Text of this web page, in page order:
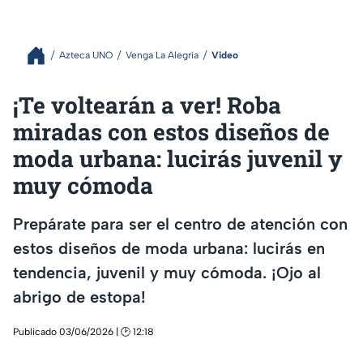
Azteca UNO Venga La Alegría Video
¡Te voltearán a ver! Roba
miradas con estos diseños de
moda urbana: lucirás juvenil y
muy cómoda
Prepárate para ser el centro de atención con
estos diseños de moda urbana: lucirás en
tendencia, juvenil y muy cómoda. ¡Ojo al
abrigo de estopa!
Publicado 03/06/2026 | 🕑 12:18